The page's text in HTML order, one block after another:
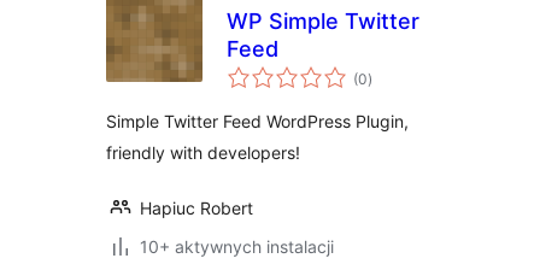
WP Simple Twitter
Feed
(0wszystkich
ocen
)
Simple Twitter Feed WordPress Plugin,
friendly with developers!
Hapiuc Robert
10+ aktywnych instalacji